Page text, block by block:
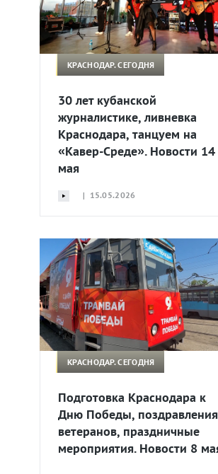
КРАСНОДАР. СЕГОДНЯ
30 лет кубанской
журналистике, ливневка
Краснодара, танцуем на
«Кавер-Среде». Новости 14
мая
| 15.05.2026
КРАСНОДАР. СЕГОДНЯ
Подготовка Краснодара к
Дню Победы, поздравления
ветеранов, праздничные
мероприятия. Новости 8